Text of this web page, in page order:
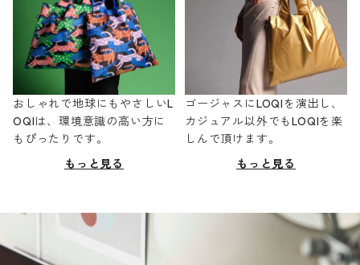
おしゃれで地球にもやさしいL
OQIは、環境意識の高い方に
もぴったりです。
もっと見る
ゴージャスにLOQIを演出し、
カジュアル以外でもLOQIを楽
しんで頂けます。
もっと見る